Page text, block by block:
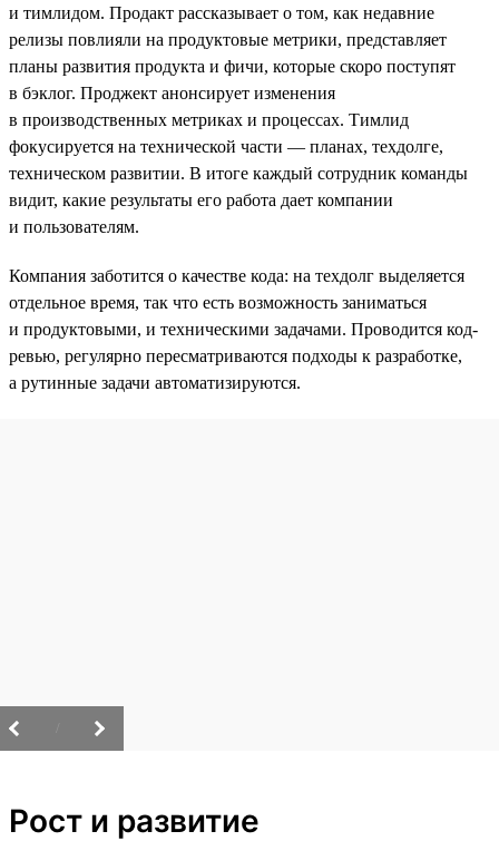
и тимлидом. Продакт рассказывает о том, как недавние
релизы повлияли на продуктовые метрики, представляет
планы развития продукта и фичи, которые скоро поступят
в бэклог. Проджект анонсирует изменения
в производственных метриках и процессах. Тимлид
фокусируется на технической части — планах, техдолге,
техническом развитии. В итоге каждый сотрудник команды
видит, какие результаты его работа дает компании
и пользователям.
Компания заботится о качестве кода: на техдолг выделяется
отдельное время, так что есть возможность заниматься
и продуктовыми, и техническими задачами. Проводится код-
ревью, регулярно пересматриваются подходы к разработке,
а рутинные задачи автоматизируются.
Рост и развитие